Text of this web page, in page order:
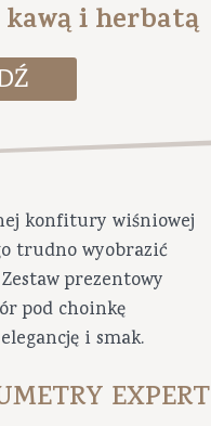
i herbatą
konfitury wiśniowej
trudno wyobrazić
prezentowy
pod choinkę
i smak.
EXPERT